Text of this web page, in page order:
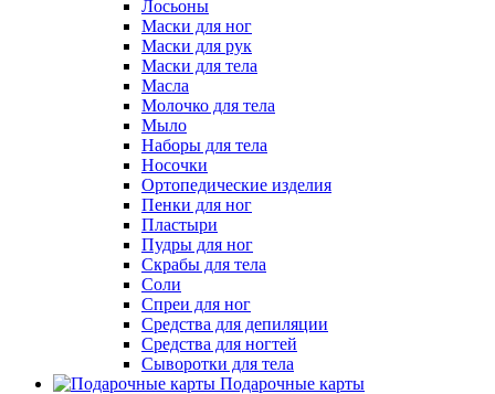
Лосьоны
Маски для ног
Маски для рук
Маски для тела
Масла
Молочко для тела
Мыло
Наборы для тела
Носочки
Ортопедические изделия
Пенки для ног
Пластыри
Пудры для ног
Скрабы для тела
Соли
Спреи для ног
Средства для депиляции
Средства для ногтей
Сыворотки для тела
Подарочные карты